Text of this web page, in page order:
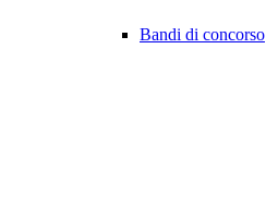
Bandi di concorso